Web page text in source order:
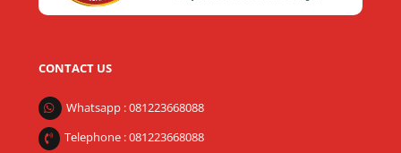
CONTACT US
Whatsapp : 081223668088
Telephone : 081223668088